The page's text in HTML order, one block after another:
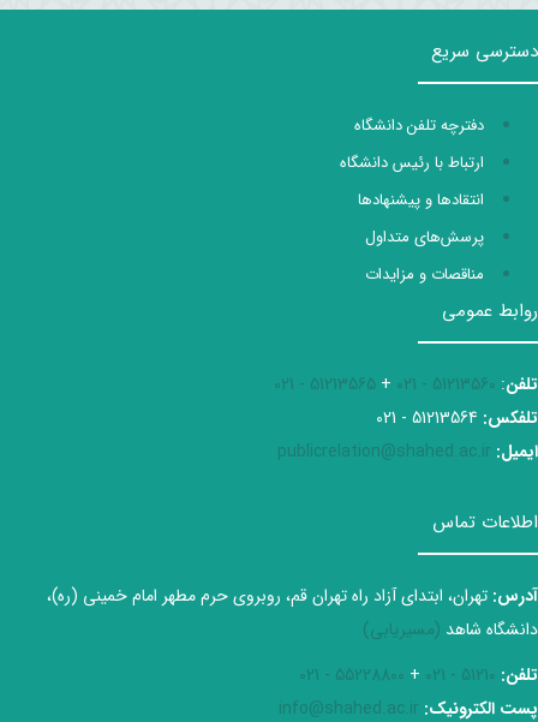
دسترسی سریع
دفترچه تلفن دانشگاه
ارتباط با رئیس دانشگاه
انتقادها و پیشنهادها
پرسش‌های متداول
مناقصات و مزایدات
روابط عمومی
تلفن:
51213560 - 021
+
51213565 - 021
تلفکس:
ایمیل: publicrelation@shahed.ac.ir
اطلاعات تماس
آدرس: تهران، ابتدای آزاد راه تهران قم، روبروی حرم مطهر امام خمینی (ره)،
دانشگاه شاهد (مسیریابی)
تلفن: 51210 - 021
+
55228800 - 021
پست الکترونیک: info@shahed.ac.ir